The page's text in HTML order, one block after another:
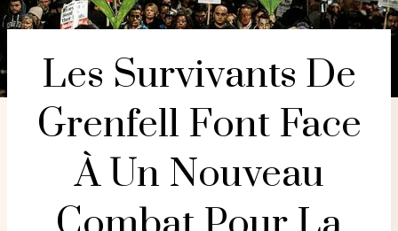
Les Survivants De
Grenfell Font Face
À Un Nouveau